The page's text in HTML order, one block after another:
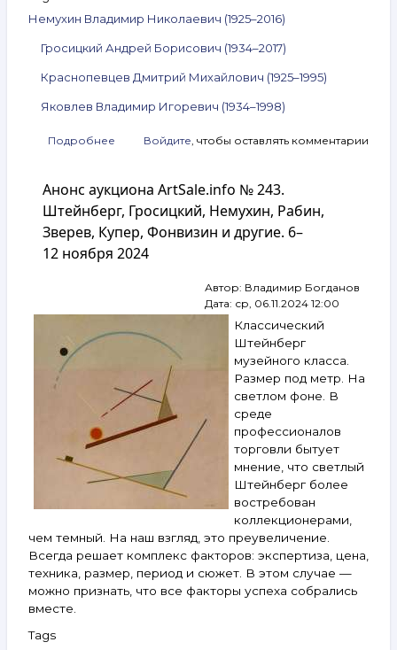
Немухин Владимир Николаевич (1925–2016)
Гросицкий Андрей Борисович (1934–2017)
Краснопевцев Дмитрий Михайлович (1925–1995)
Яковлев Владимир Игоревич (1934–1998)
Подробнее
ArtSale.info
№ 253.
Немухин,
Гросицкий,
Краснопевцев,
4 февраля
2025
Войдите, чтобы оставлять комментарии
Анонс аукциона ArtSale.info № 243.
Штейнберг, Гросицкий, Немухин, Рабин,
Зверев, Купер, Фонвизин и другие. 6–
12 ноября 2024
Автор: Владимир Богданов
Дата: ср, 06.11.2024 12:00
Классический
Штейнберг
музейного класса.
Размер под метр. На
светлом фоне. В
среде
профессионалов
торговли бытует
мнение, что светлый
Штейнберг более
востребован
коллекционерами,
чем темный. На наш взгляд, это преувеличение.
Всегда решает комплекс факторов: экспертиза, цена,
техника, размер, период и сюжет. В этом случае —
можно признать, что все факторы успеха собрались
вместе.
Tags